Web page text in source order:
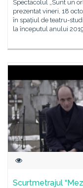
Spectacolul „Sunt un
prezentat vineri, 18
în spațiul de teatru-
la începutul anului
Scurtmetrajul